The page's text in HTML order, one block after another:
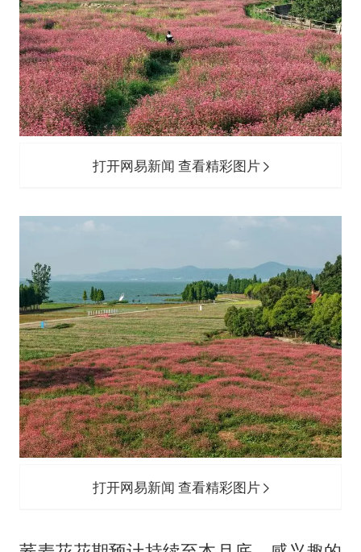
打开网易新闻 查看精彩图片
打开网易新闻 查看精彩图片